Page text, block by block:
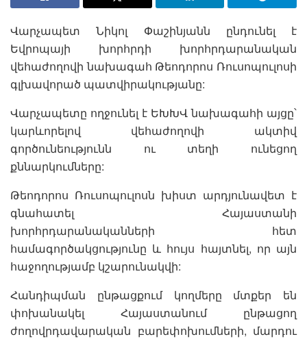
Վարչապետ Նիկոլ Փաշինյանն ընդունել է
Եվրոպայի խորհրդի խորհրդարանական
վեհաժողովի նախագահ Թեոդորոս Ռուսոպուլոսի
գլխավորած պատվիրակությանը:
Վարչապետը ողջունել է ԵԽԽՎ նախագահի այցը՝
կարևորելով վեհաժողովի ակտիվ
գործունեությունն ու տեղի ունեցող
քննարկումները:
Թեոդորոս Ռուսոպուլոսն խիստ արդյունավետ է
գնահատել Հայաստանի
խորհրդարանականների հետ
համագործակցությունը և հույս հայտնել, որ այն
հաջողությամբ կշարունակվի:
Հանդիպման ընթացքում կողմերը մտքեր են
փոխանակել Հայաստանում ընթացող
ժողովրդավարական բարեփոխումների, մարդու